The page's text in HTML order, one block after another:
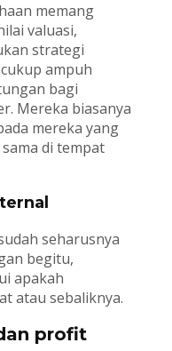
memang
valuasi,
strategi
ampuh
bagi
Mereka biasanya
mereka yang
di tempat
seharusnya
begitu,
apakah
atau sebaliknya.
profit